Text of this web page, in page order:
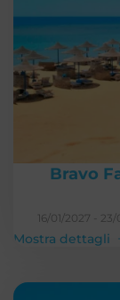
Bravo
16/01/2027 - 23/
Mostra dettagli